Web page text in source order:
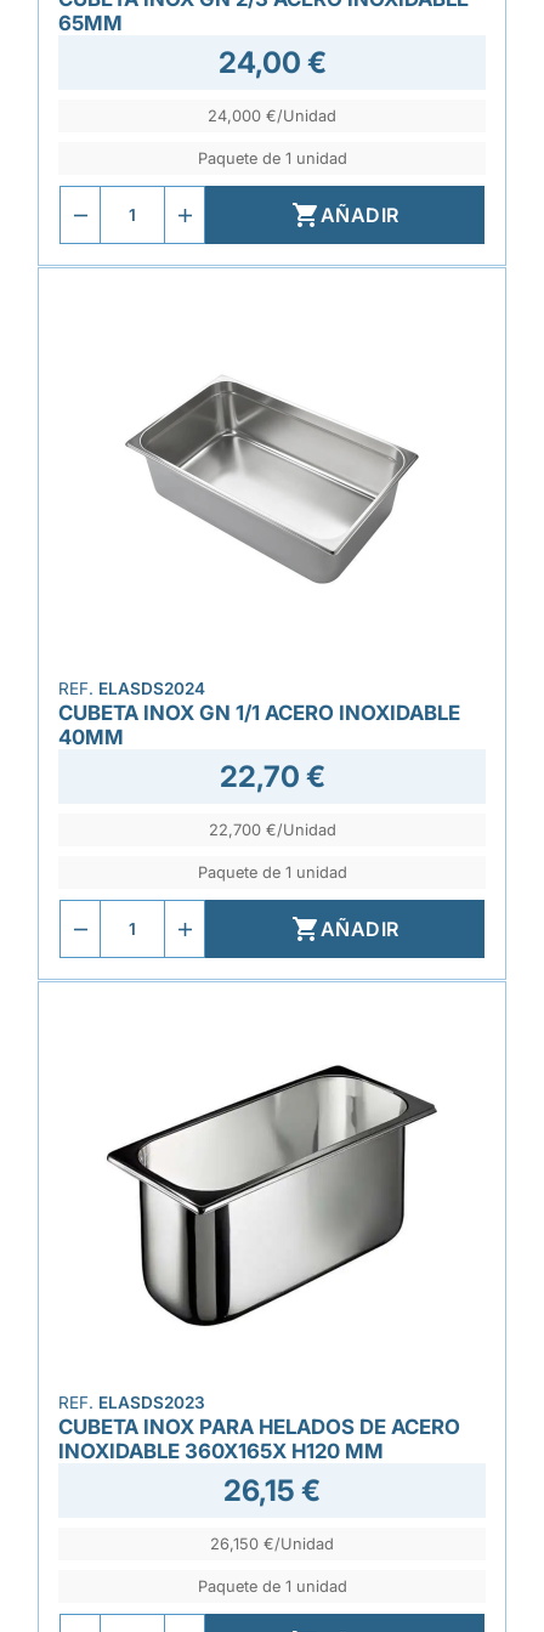
65MM
24,00 €
24,000 €/Unidad
Paquete de 1 unidad
AÑADIR
REF. ELASDS2024
CUBETA INOX GN 1/1 ACERO INOXIDABLE
40MM
22,70 €
22,700 €/Unidad
Paquete de 1 unidad
AÑADIR
REF. ELASDS2023
CUBETA INOX PARA HELADOS DE ACERO
INOXIDABLE 360X165X H120 MM
26,15 €
26,150 €/Unidad
Paquete de 1 unidad